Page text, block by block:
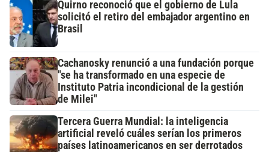
Quirno reconoció que el gobierno de Lula
solicitó el retiro del embajador argentino en
Brasil
Cachanosky renunció a una fundación porque
"se ha transformado en una especie de
Instituto Patria incondicional de la gestión
de Milei"
Tercera Guerra Mundial: la inteligencia
artificial reveló cuáles serían los primeros
países latinoamericanos en ser derrotados